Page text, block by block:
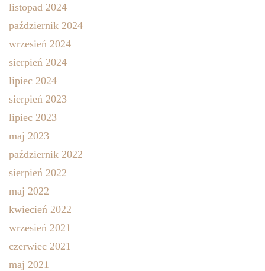
listopad 2024
październik 2024
wrzesień 2024
sierpień 2024
lipiec 2024
sierpień 2023
lipiec 2023
maj 2023
październik 2022
sierpień 2022
maj 2022
kwiecień 2022
wrzesień 2021
czerwiec 2021
maj 2021